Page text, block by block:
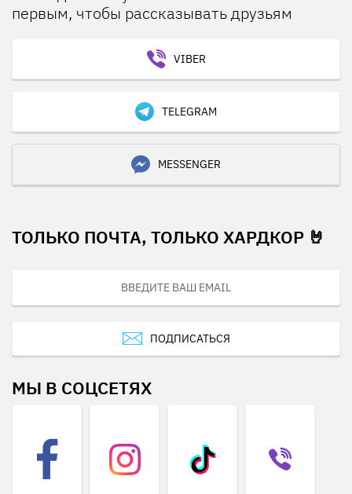
первым, чтобы рассказывать друзьям
VIBER
TELEGRAM
MESSENGER
ТОЛЬКО ПОЧТА, ТОЛЬКО ХАРДКОР 🤘
ПОДПИСАТЬСЯ
МЫ В СОЦСЕТЯХ